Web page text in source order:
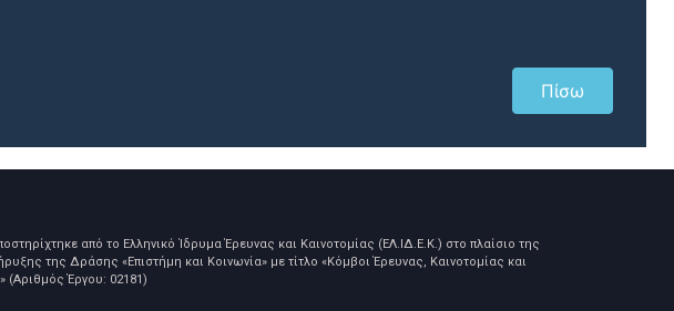
Πίσω
από το Ελληνικό Ίδρυμα Έρευνας και Καινοτομίας (ΕΛ.ΙΔ.Ε.Κ.) στο πλαίσιο της
της Δράσης «Επιστήμη και Κοινωνία» με τίτλο «Κόμβοι Έρευνας, Καινοτομίας και
(Αριθμός Έργου: 02181)